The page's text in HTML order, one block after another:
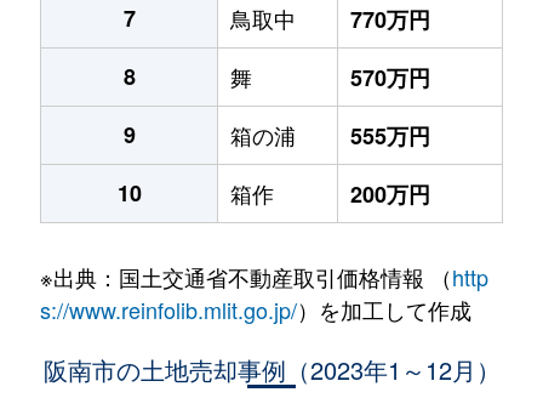
7
鳥取中
770万円
8
舞
570万円
9
箱の浦
555万円
10
箱作 200万円
※出典：国土交通省不動産取引価格情報 （http
s://www.reinfolib.mlit.go.jp/）を加工して作成
阪南市の土地売却事例（2023年1～12月）